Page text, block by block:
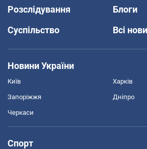
Розслідування
Блоги
Суспільство
Всі
Новини України
Київ Харків
Запоріжжя Дніпро
Черкаси
Спорт